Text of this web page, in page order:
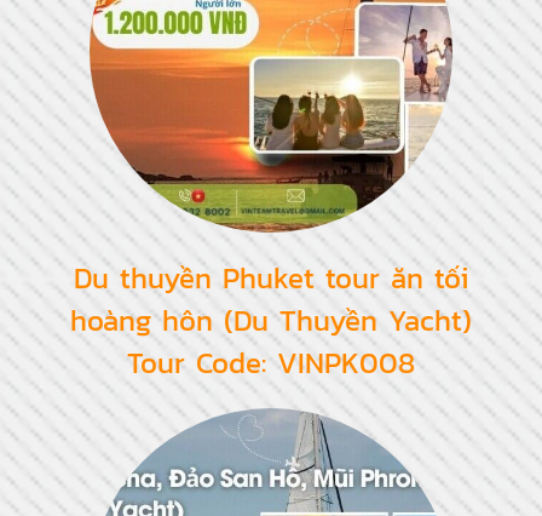
Du thuyền Phuket tour ăn tối
hoàng hôn (Du Thuyền Yacht)
Tour Code: VINPK008